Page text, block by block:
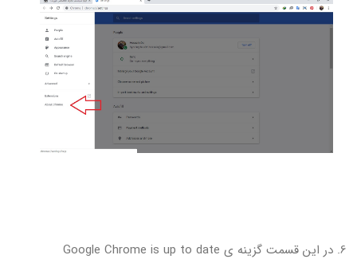
در این قسمت گزینه ی Google Chrome is up to date